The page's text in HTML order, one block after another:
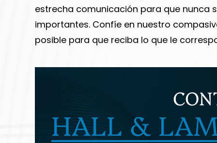
estrecha comunicación para que nunca
importantes. Confíe en nuestro
posible para que reciba lo que le
HALL &